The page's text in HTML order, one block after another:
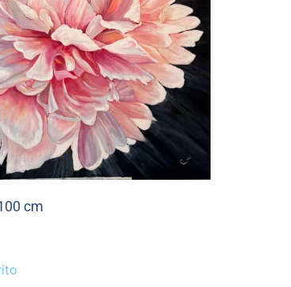
cm